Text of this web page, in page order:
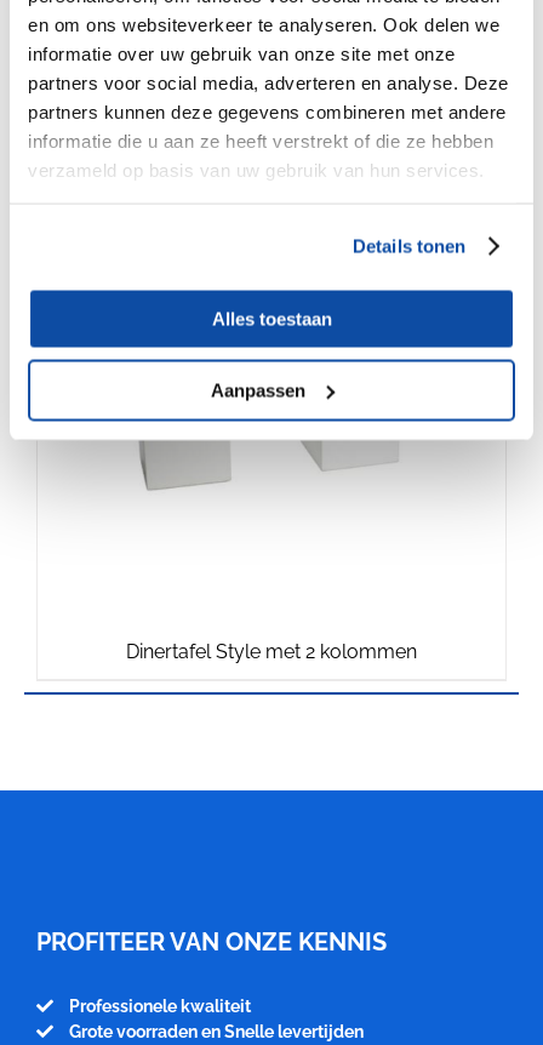
en om ons websiteverkeer te analyseren. Ook delen we
informatie over uw gebruik van onze site met onze
partners voor social media, adverteren en analyse. Deze
partners kunnen deze gegevens combineren met andere
informatie die u aan ze heeft verstrekt of die ze hebben
verzameld op basis van uw gebruik van hun services.
Details tonen
Alles toestaan
Aanpassen
Buffettafel klapbuffet – Bar Style
Dinertafel Style met 2 kolommen
€1,120.00
PROFITEER VAN ONZE KENNIS
Professionele kwaliteit
Grote voorraden en Snelle levertijden